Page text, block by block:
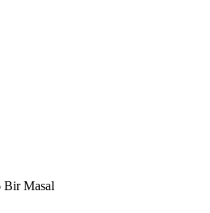
Bir Masal